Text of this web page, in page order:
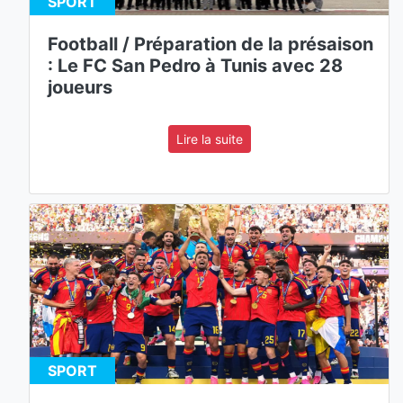
Football / Préparation de la présaison
: Le FC San Pedro à Tunis avec 28
joueurs
Lire la suite
SPORT